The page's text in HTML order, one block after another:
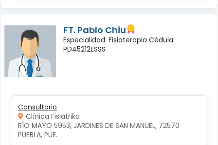
FT. Pablo Chiu
Especialidad: Fisioterapia Cédula:
PD45212ESSS
Consultorio
Clínica Fisiatrika
RÍO MAYO 5953, JARDINES DE SAN MANUEL, 72570
PUEBLA, PUE.